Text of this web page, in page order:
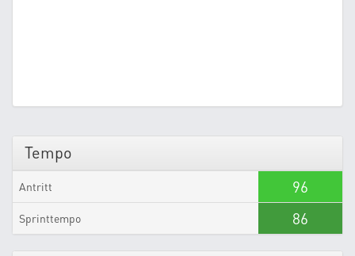
Tempo
Antritt 96
Sprinttempo 86